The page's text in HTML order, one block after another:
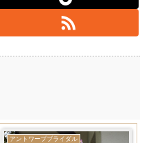
アントワープブライダル